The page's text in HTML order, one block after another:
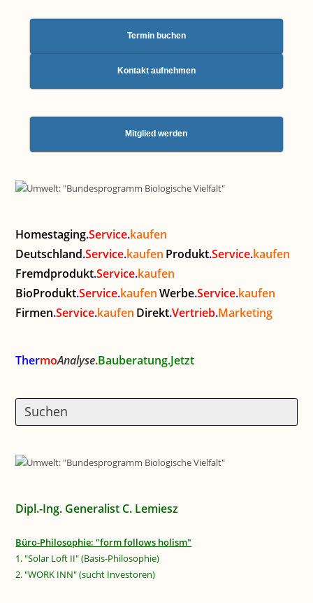
Termin buchen
Kontakt aufnehmen
Mitglied werden
Homestaging.Service.kaufen
Deutschland.Service.kaufen Produkt.Service.kaufen
Fremdprodukt.Service.kaufen
BioProdukt.Service.kaufen Werbe.Service.kaufen
Firmen.Service.kaufen Direkt.Vertrieb.Marketing
ThermoAnalyse.Bauberatung.Jetzt
Dipl.-Ing. Generalist C. Lemiesz
Büro-Philosophie: "form follows holism"
1. "Solar Loft II" (Basis-Philosophie)
2. "WORK INN" (sucht Investoren)